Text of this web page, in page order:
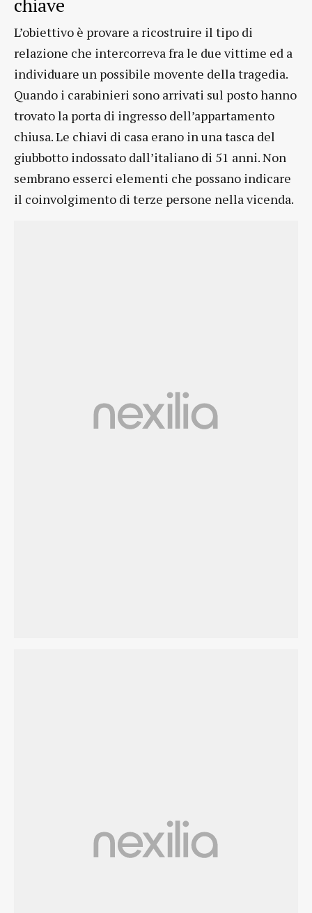
L’obiettivo è provare a ricostruire il tipo di
relazione che intercorreva fra le due vittime ed a
individuare un possibile movente della tragedia.
Quando i carabinieri sono arrivati sul posto hanno
trovato la porta di ingresso dell’appartamento
chiusa. Le chiavi di casa erano in una tasca del
giubbotto indossato dall’italiano di 51 anni. Non
sembrano esserci elementi che possano indicare
il coinvolgimento di terze persone nella vicenda.